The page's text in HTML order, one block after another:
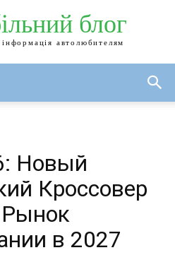
блог
автолюбителям
Новый
Кроссовер
в 2027